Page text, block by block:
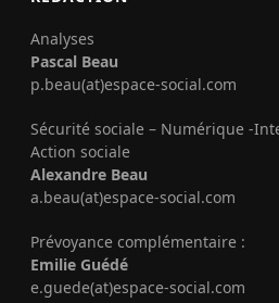
Analyses
Pascal Beau
p.beau(at)espace-social.com
Sécurité sociale – Numérique -
Action sociale
Alexandre Beau
a.beau(at)espace-social.com
Prévoyance complémentaire :
Emilie Guédé
e.guede(at)espace-social.com